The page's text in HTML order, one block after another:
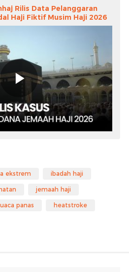
Rilis Data Pelanggaran
Haji Fiktif Musim Haji 2026
ekstrem ibadah haji
jemaah haji
panas heatstroke